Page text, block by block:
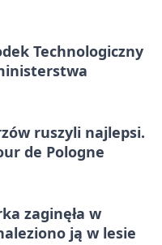
Technologiczny
ruszyli najlepsi.
de Pologne
zaginęła w
ją w lesie